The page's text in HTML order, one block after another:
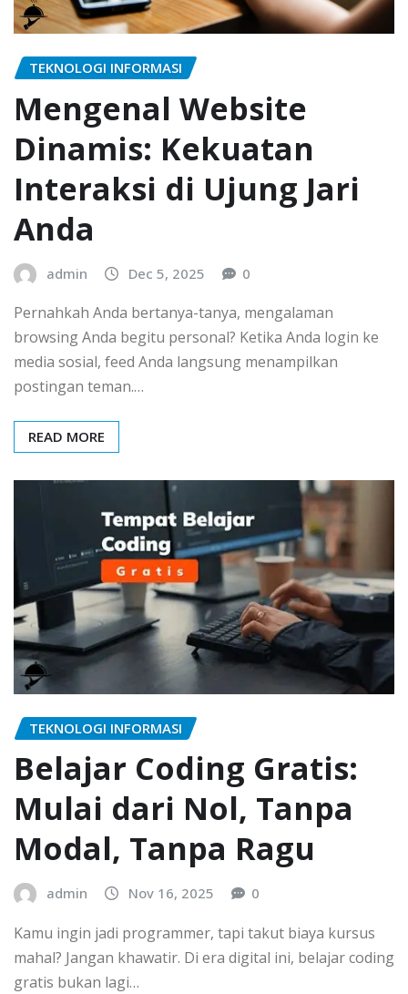
TEKNOLOGI INFORMASI
Mengenal Website
Dinamis: Kekuatan
Interaksi di Ujung Jari
Anda
admin Dec 5, 2025 0
Pernahkah Anda bertanya-tanya, mengalaman
browsing Anda begitu personal? Ketika Anda login ke
media sosial, feed Anda langsung menampilkan
postingan teman.…
READ MORE
TEKNOLOGI INFORMASI
Belajar Coding Gratis:
Mulai dari Nol, Tanpa
Modal, Tanpa Ragu
admin Nov 16, 2025 0
Kamu ingin jadi programmer, tapi takut biaya kursus
mahal? Jangan khawatir. Di era digital ini, belajar coding
gratis bukan lagi…